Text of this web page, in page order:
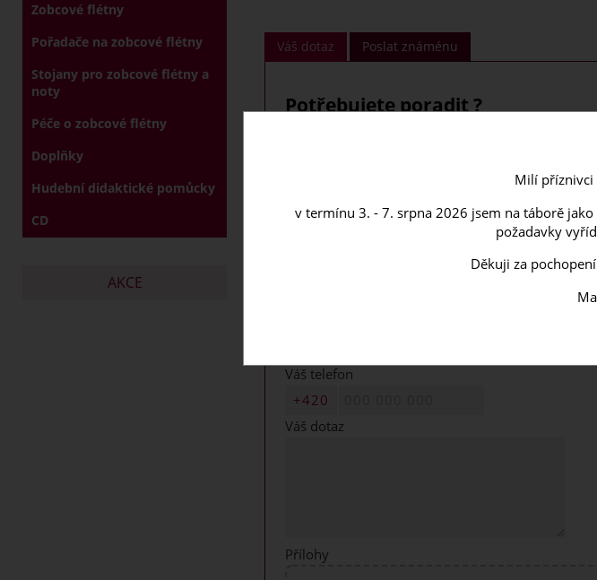
Váš dotaz Poslat známénu
Potřebujete poradit ?
Váš telefon
Váš dotaz
Přílohy
Zobcové flétny
Pořadače na zobcové flétny
Stojany pro zobcové flétny a
noty
Péče o zobcové flétny
Doplňky
Hudební didaktické pomůcky
CD
AKCE
Milí příznivci
v termínu 3. - 7. srpna 2026 jsem na táborě
požadavky
Děkuji za